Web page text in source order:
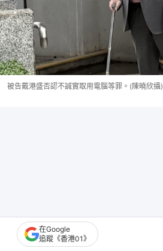
被告戴港盛否認不誠實取用電腦等罪。(陳曉欣攝)
在Google
追蹤《香港01》